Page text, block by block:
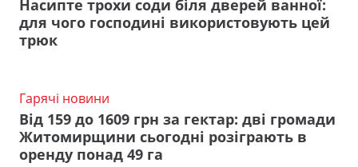
Насипте трохи соди біля дверей ванної:
для чого господині використовують цей
трюк
Гарячі новини
Від 159 до 1609 грн за гектар: дві громади
Житомирщини сьогодні розіграють в
оренду понад 49 га